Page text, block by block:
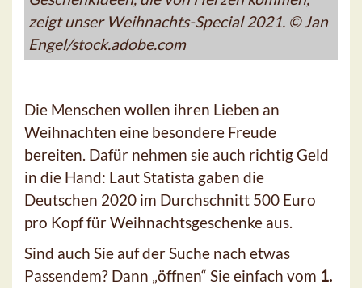
zeigt unser Weihnachts-Special 2021. © Jan
Engel/stock.adobe.com
Die Menschen wollen ihren Lieben an
Weihnachten eine besondere Freude
bereiten. Dafür nehmen sie auch richtig Geld
in die Hand: Laut Statista gaben die
Deutschen 2020 im Durchschnitt 500 Euro
pro Kopf für Weihnachtsgeschenke aus.
Sind auch Sie auf der Suche nach etwas
Passendem? Dann „öffnen“ Sie einfach vom 1.